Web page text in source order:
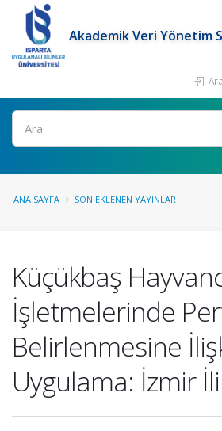
Akademik Veri Yönetim
Ara
ANA SAYFA SON EKLENEN YAYINLAR
Küçükbaş
İşletmelerinde
Belirlenmesine
Uygulama: İzmir